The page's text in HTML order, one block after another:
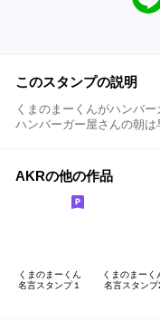
このスタンプの説明
くまのまーくんがハンバー
ハンバーガー屋さんの朝は
AKRの他の作品
くまのまーくん
名言スタンプ１
くまのまーく
名言スタンプ